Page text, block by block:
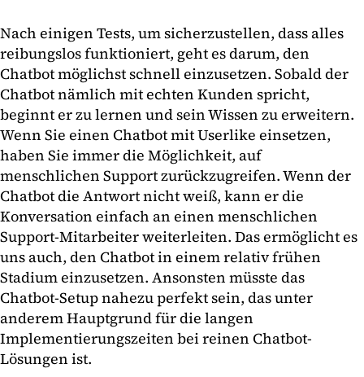
Nach einigen Tests, um sicherzustellen, dass alles
reibungslos funktioniert, geht es darum, den
Chatbot möglichst schnell einzusetzen. Sobald der
Chatbot nämlich mit echten Kunden spricht,
beginnt er zu lernen und sein Wissen zu erweitern.
Wenn Sie einen Chatbot mit Userlike einsetzen,
haben Sie immer die Möglichkeit, auf
menschlichen Support zurückzugreifen. Wenn der
Chatbot die Antwort nicht weiß, kann er die
Konversation einfach an einen menschlichen
Support-Mitarbeiter weiterleiten. Das ermöglicht es
uns auch, den Chatbot in einem relativ frühen
Stadium einzusetzen. Ansonsten müsste das
Chatbot-Setup nahezu perfekt sein, das unter
anderem Hauptgrund für die langen
Implementierungszeiten bei reinen Chatbot-
Lösungen ist.